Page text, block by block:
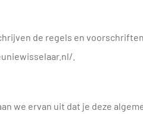
de regels en
.
we ervan uit dat je deze